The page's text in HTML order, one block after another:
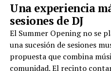
Una experiencia
sesiones de DJ
El Summer Opening no se
una sucesión de sesiones
propuesta que combina
comunidad. El recinto